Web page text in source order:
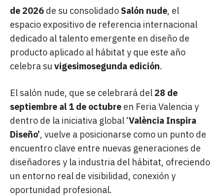
de 2026 de su consolidadoSalón nude, el
espacio expositivo de referencia internacional
dedicado al talento emergente en diseño de
producto aplicado al hábitat y que este año
celebra su vigesimosegunda edición.
El salón nude, que se celebrará del 28 de
septiembre al 1 de octubre en Feria Valencia y
dentro de la iniciativa global ‘València Inspira
Diseño’, vuelve a posicionarse como un punto de
encuentro clave entre nuevas generaciones de
diseñadores y la industria del hábitat, ofreciendo
un entorno real de visibilidad, conexión y
oportunidad profesional.